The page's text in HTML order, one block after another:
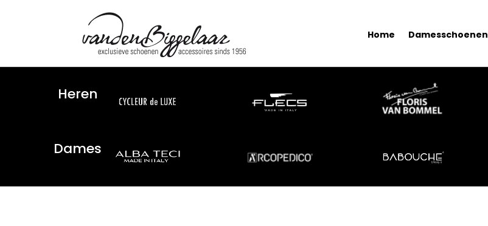
Home Damesschoenen
Heren
Dames